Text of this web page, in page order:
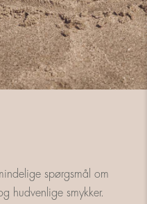
spørgsmål om
hudvenlige smykker.